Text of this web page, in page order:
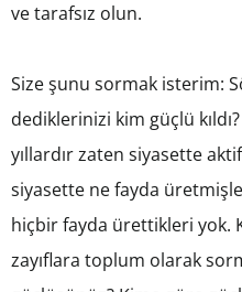
ve tarafsız olun.
Size şunu sormak isterim:
dediklerinizi kim güçlü
yıllardır zaten siyasette
siyasette ne fayda
hiçbir fayda ürettikleri yok.
zayıflara toplum olarak